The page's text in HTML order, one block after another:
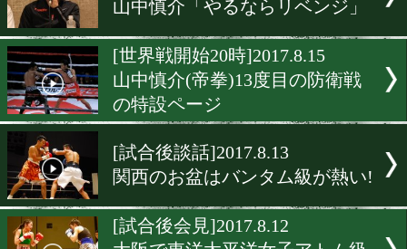
のは?
[試合後談話]2017.8.22
名門ヨネクラ最後の戦士が
の新鋭と激突!
[試合後談話]2017.8.20
187cmと179cmのウェルタ
対決!